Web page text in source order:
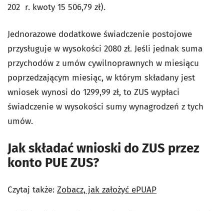
202 r. kwoty 15 506,79 zł).
Jednorazowe dodatkowe świadczenie postojowe
przysługuje w wysokości 2080 zł. Jeśli jednak suma
przychodów z umów cywilnoprawnych w miesiącu
poprzedzającym miesiąc, w którym składany jest
wniosek wynosi do 1299,99 zł, to ZUS wypłaci
świadczenie w wysokości sumy wynagrodzeń z tych
umów.
Jak składać wnioski do ZUS przez
konto PUE ZUS?
Czytaj także: Zobacz, jak założyć ePUAP